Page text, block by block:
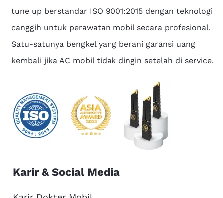
tune up berstandar ISO 9001:2015 dengan teknologi
canggih untuk perawatan mobil secara profesional.
Satu-satunya bengkel yang berani garansi uang
kembali jika AC mobil tidak dingin setelah di service.
Karir & Social Media